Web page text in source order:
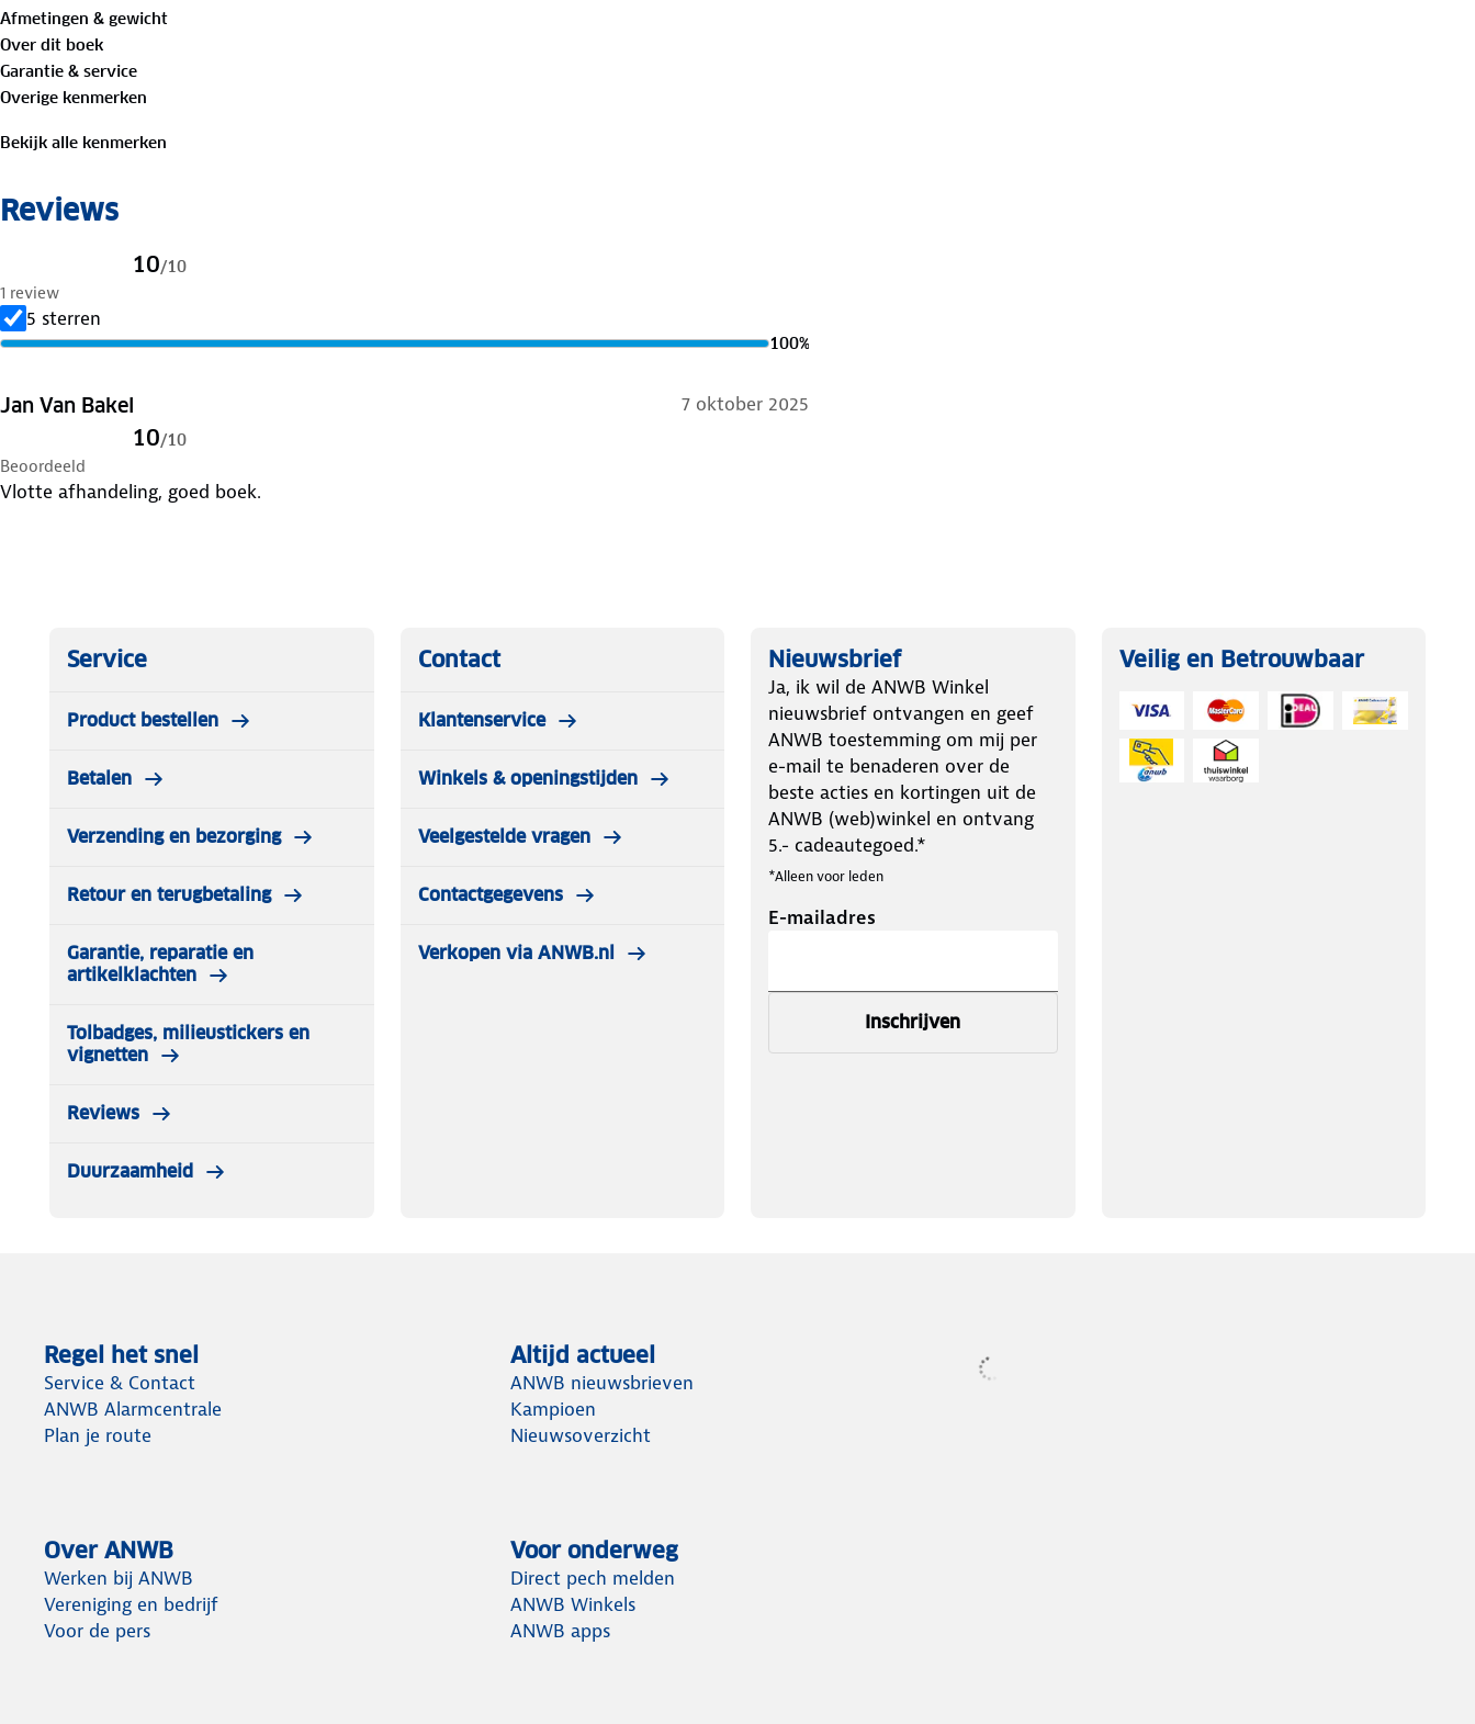
In deze gids vind je onder andere:
Uitgewerkte routes door heel Nieuw-Zeeland, telkens met dagvoorstellen die je vrij kunt
combineren
Per regio een overzicht van de absolute hoogtepunten, handig aangeduid met 1, 2 of 3
sterren
Tips voor charmante eetadresjes en fijne overnachtingsplekken, speciaal voor autoreizigers
Duidelijke stadsplannen, overzichtelijke routekaarten én een complete wegenatlas (schaal
Nieuw-Zeeland wacht. Stap in en ontdek het land op z’n mooist van achter het stuur.
Afmetingen & gewicht
Over dit boek
Garantie & service
Overige kenmerken
Bekijk alle kenmerken
Reviews
10/10
1 review
5 sterren
100%
Jan Van Bakel 7 oktober 2025
10/10
Beoordeeld
Vlotte afhandeling, goed boek.
Service
Product bestellen
Betalen
Verzending en bezorging
Retour en terugbetaling
Garantie, reparatie en
artikelklachten
Tolbadges, milieustickers en
vignetten
Reviews
Duurzaamheid
Contact
Klantenservice
Winkels & openingstijden
Veelgestelde vragen
Contactgegevens
Verkopen via ANWB.nl
Nieuwsbrief
Ja, ik wil de ANWB Winkel
nieuwsbrief ontvangen en geef
ANWB toestemming om mij per
e-mail te benaderen over de
beste acties en kortingen uit de
ANWB (web)winkel en ontvang
5.- cadeautegoed.*
*Alleen voor leden
E-mailadres
Inschrijven
Veilig en Betrouwbaar
Regel het snel
Service & Contact
ANWB Alarmcentrale
Plan je route
Altijd actueel
ANWB nieuwsbrieven
Kampioen
Nieuwsoverzicht
Over ANWB
Werken bij ANWB
Vereniging en bedrijf
Voor de pers
Voor onderweg
Direct pech melden
ANWB Winkels
ANWB apps